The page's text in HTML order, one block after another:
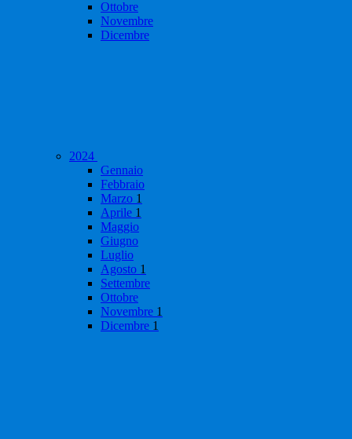
Ottobre
Novembre
Dicembre
2024
Gennaio
Febbraio
Marzo 1
Aprile 1
Maggio
Giugno
Luglio
Agosto 1
Settembre
Ottobre
Novembre 1
Dicembre 1